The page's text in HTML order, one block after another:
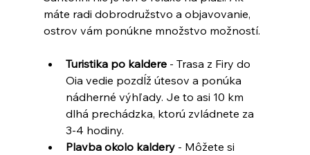
máte radi dobrodružstvo a objavovanie,
ostrov vám ponúkne množstvo možností.
Turistika po kaldere - Trasa z Firy do
Oia vedie pozdĺž útesov a ponúka
nádherné výhľady. Je to asi 10 km
dlhá prechádzka, ktorú zvládnete za
3-4 hodiny.
Plavba okolo kaldery - Môžete si